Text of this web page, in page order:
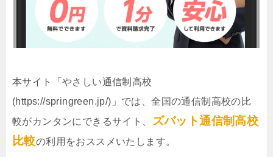
本サイト「やさしい通信制高校
(https://springreen.jp/)」では、全国の通信制高校の比
較がカンタンにできるサイト、
ズバット通信制高校
比較の利用をおススメいたします。